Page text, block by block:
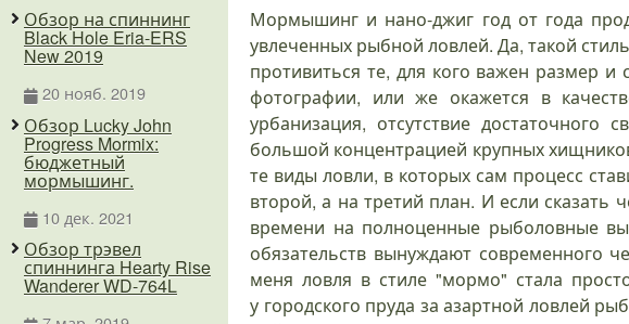
Мормышинг и нано-джиг год от года
увлеченных рыбной ловлей. Да, такой
противиться те, для кого важен размер
фотографии, или же окажется в
урбанизация, отсутствие
большой концентрацией крупных
те виды ловли, в которых сам процесс
второй, а на третий план. И если
времени на полноценные рыболовные
обязательств вынуждают современного
меня ловля в стиле "мормо" стала
у городского пруда за азартной ловлей
Обзор на спиннинг
Black Hole Eria-ERS
New 2019
20 нояб. 2019
Обзор Lucky John
Progress Mormix:
бюджетный
мормышинг.
10 дек. 2021
Обзор трэвел
спиннинга Hearty Rise
Wanderer WD-764L